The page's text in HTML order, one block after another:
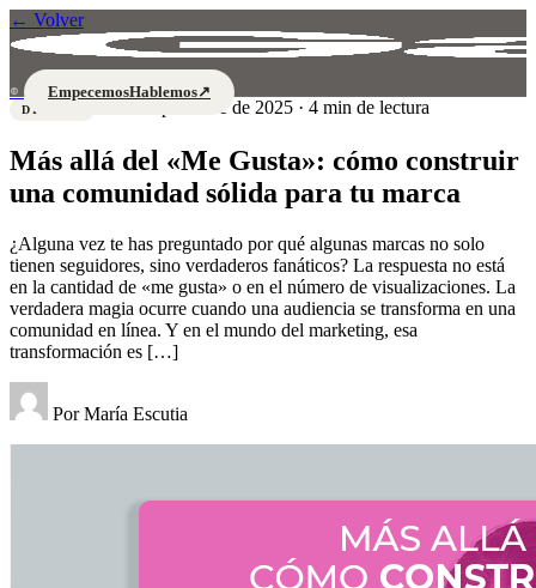
← Volver
® EmpecemosHablemos↗
DISEÑO 24 de septiembre de 2025 · 4 min de lectura
Más allá del «Me Gusta»: cómo construir
una comunidad sólida para tu marca
¿Alguna vez te has preguntado por qué algunas marcas no solo
tienen seguidores, sino verdaderos fanáticos? La respuesta no está
en la cantidad de «me gusta» o en el número de visualizaciones. La
verdadera magia ocurre cuando una audiencia se transforma en una
comunidad en línea. Y en el mundo del marketing, esa
transformación es […]
PorMaría Escutia